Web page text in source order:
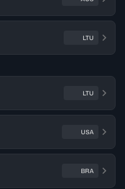
LTU
LTU
USA
BRA